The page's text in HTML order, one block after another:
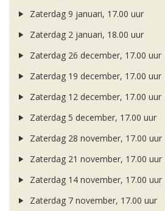
Zaterdag 9 januari, 17.00 uur
Zaterdag 2 januari, 18.00 uur
Zaterdag 26 december, 17.00 uur
Zaterdag 19 december, 17.00 uur
Zaterdag 12 december, 17.00 uur
Zaterdag 5 december, 17.00 uur
Zaterdag 28 november, 17.00 uur
Zaterdag 21 november, 17.00 uur
Zaterdag 14 november, 17.00 uur
Zaterdag 7 november, 17.00 uur